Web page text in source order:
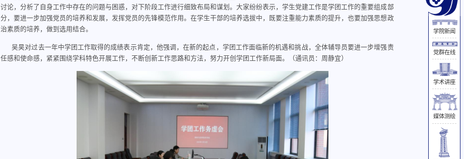
讨论，分析了自身工作中存在的问题与困惑，对下阶段工作进行细致布局和谋划。大家纷纷表示，学生党建工作是学团工作的重要组成部
分，要进一步加强党员的培养和发展，发挥党员的先锋模范作用。在学生干部的培养选拔中，既要注重能力素质的提升，也要加强思想政
治素质的培养，做到选用结合。
吴昊对过去一年中学团工作取得的成绩表示肯定，他强调，在新的起点，学团工作面临新的机遇和挑战，全体辅导员要进一步增强责
任感和使命感，紧紧围绕学科特色开展工作，不断创新工作思路和方法，努力开创学团工作新局面。（通讯员：周静宜）
学院新闻
党群在线
学术讲座
媒体测绘